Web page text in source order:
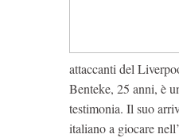
attaccanti del
Benteke, 25 anni, è
testimonia. Il suo
italiano a giocare